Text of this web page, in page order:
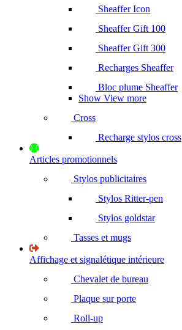
Sheaffer Icon
Sheaffer Gift 100
Sheaffer Gift 300
Recharges Sheaffer
Bloc plume Sheaffer
Show View more
Cross
Recharge stylos cross
Articles promotionnels
Stylos publicitaires
Stylos Ritter-pen
Stylos goldstar
Tasses et mugs
Affichage et signalétique intérieure
Chevalet de bureau
Plaque sur porte
Roll-up